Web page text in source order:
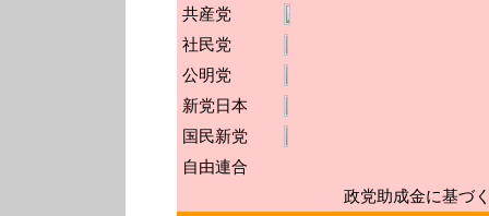
共産党
社民党
公明党
新党日本
国民新党
自由連合
政党助成金に基づ